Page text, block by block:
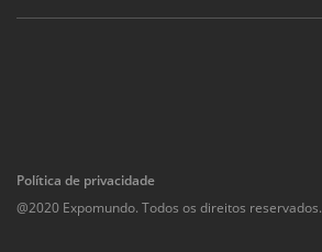
Política de privacidade
@2020 Expomundo. Todos os direitos reservados.